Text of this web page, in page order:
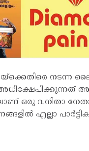
നടന്ന
ഒരു വനിതാ
എല്ലാ